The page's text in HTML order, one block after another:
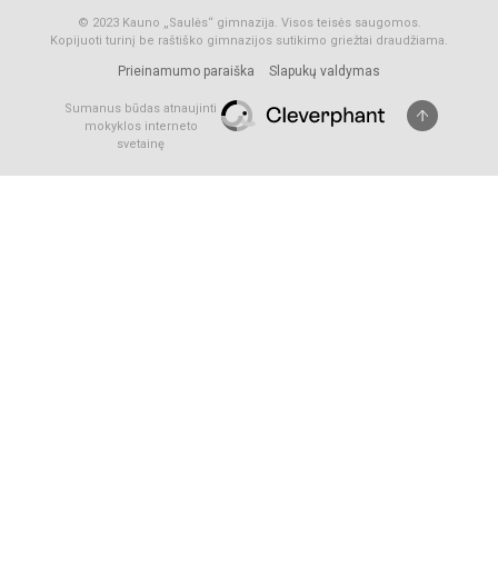
© 2023 Kauno „Saulės“ gimnazija. Visos teisės saugomos.
Kopijuoti turinį be raštiško gimnazijos sutikimo griežtai draudžiama.
Prieinamumo paraiška Slapukų valdymas
Sumanus būdas atnaujinti
mokyklos interneto
svetainę